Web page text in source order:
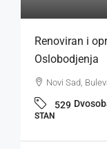
Renoviran i
Oslobodjenja
Novi Sad,
529
STAN